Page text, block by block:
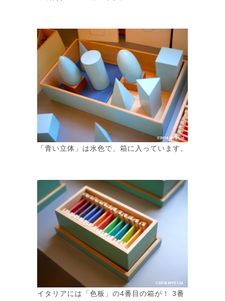
「青い立体」は水色で、箱に入っています。
イタリアには「色板」の4番目の箱が！ 3番